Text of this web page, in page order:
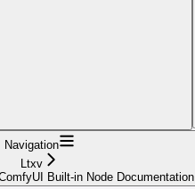
Navigation
Ltxv
Built-in Node Documentation